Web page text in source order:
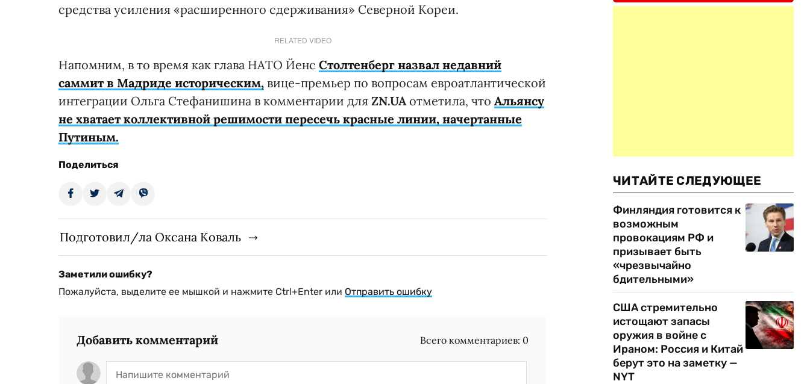
средства усиления «расширенного сдерживания» Северной Кореи.
RELATED VIDEO
Напомним, в то время как глава НАТО Йенс Столтенберг назвал недавний
саммит в Мадриде историческим, вице-премьер по вопросам евроатлантической
интеграции Ольга Стефанишина в комментарии для ZN.UAотметила, что Альянсу
не хватает коллективной решимости пересечь красные линии, начертанные
Путиным.
Поделиться
Подготовил/ла Оксана Коваль
Заметили ошибку?
Пожалуйста, выделите ее мышкой и нажмите Ctrl+Enter или Отправить ошибку
Добавить комментарий Всего комментариев: 0
ЧИТАЙТЕ СЛЕДУЮЩЕЕ
Финляндия готовится к
возможным
провокациям РФ и
призывает быть
«чрезвычайно
бдительными»
США стремительно
истощают запасы
оружия в войне с
Ираном: Россия и Китай
берут это на заметку —
NYT